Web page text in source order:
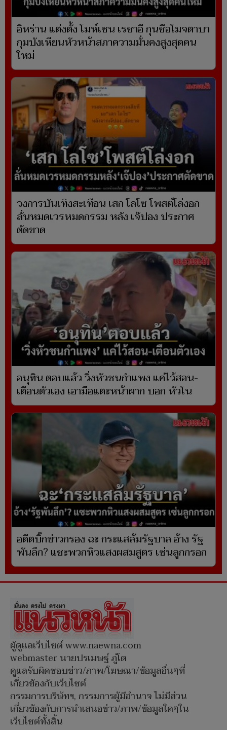
อิหร่าน แต่งตั้ง โมห์เซน เรซาอี กุนซือโมจตาบา
กุมบังเหียนหัวหน้าสภาความมั่นคงสูงสุดคน
ใหม่
วงการบันเทิงสะเทือน เสก โลโซ โพสต์โล่งอก
ลั่นหมดเวรหมดกรรม หลัง เจ๊ปอง ประกาศ
ตัดขาด
อนุทิน ตอบแล้ว วิ่งหัวชนกำแพง แค่ไว้สอน-
เตือนตัวเอง เอามือแตะหน้าผาก บอก หัวโน
อดีตบิ๊กข่าวกรอง ฉะ กระแสล้มรัฐบาล อ้าง รัฐ
พันลึก? แซะพวกหิวแสงผสมสูตร เซ่นลูกกรอก
ผู้ดูแลเว็บไซต์ www.naewna.com
webmaster นายปรเมษฐ์ ภู่โต
ดูแลรับผิดชอบข่าว/ภาพ/โฆษณา/ข้อมูลอื่นๆที่
เกี่ยวข้องกับเว็บไซต์
กรรมการบริษัทฯ, กรรมการผู้มีอำนาจ ไม่มีส่วน
เกี่ยวข้องกับการนำเสนอข่าว/ภาพ/ข้อมูลใดๆใน
เว็บไซต์ทั้งสิ้น